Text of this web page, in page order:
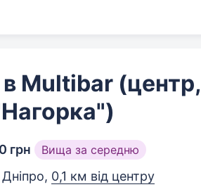
Multibar (центр,
грн Вища за середню
Дніпро, 0,1 км від центру